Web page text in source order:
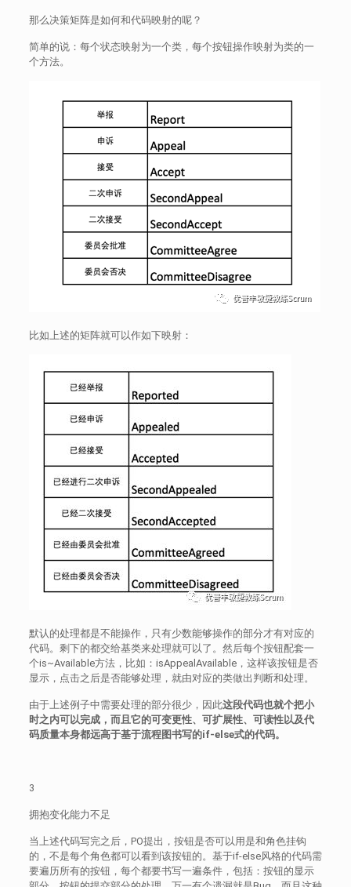
那么决策矩阵是如何和代码映射的呢？
简单的说：每个状态映射为一个类，每个按钮操作映射为类的一
个方法。
比如上述的矩阵就可以作如下映射：
默认的处理都是不能操作，只有少数能够操作的部分才有对应的
代码。剩下的都交给基类来处理就可以了。然后每个按钮配套一
个is~Available方法，比如：isAppealAvailable，这样该按钮是否
显示，点击之后是否能够处理，就由对应的类做出判断和处理。
由于上述例子中需要处理的部分很少，因此这段代码也就个把小
时之内可以完成，而且它的可变更性、可扩展性、可读性以及代
码质量本身都远高于基于流程图书写的if-else式的代码。
3
拥抱变化能力不足
当上述代码写完之后，PO提出，按钮是否可以用是和角色挂钩
的，不是每个角色都可以看到该按钮的。基于if-else风格的代码需
要遍历所有的按钮，每个都要书写一遍条件，包括：按钮的显示